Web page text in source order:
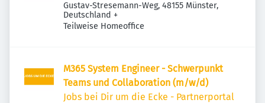
Gustav-Stresemann-Weg, 48155 Münster,
Deutschland +
Teilweise Homeoffice
M365 System Engineer - Schwerpunkt
Teams und Collaboration (m/w/d)
Jobs bei Dir um die Ecke - Partnerportal